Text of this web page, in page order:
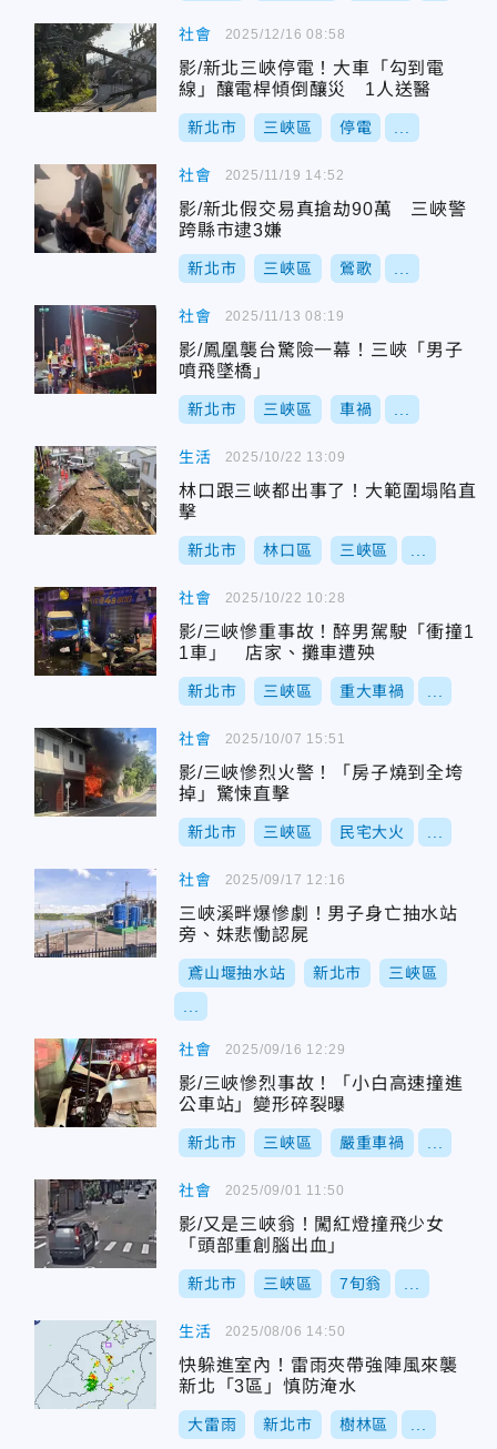
社會
影/新北三峽停電！大車「勾到電
線」釀電桿傾倒釀災 1人送醫
新北市 三峽區 停電
2025/12/16 08:58
社會
影/新北假交易真搶劫90萬 三峽警
跨縣市逮3嫌
新北市 三峽區 鶯歌
2025/11/19 14:52
社會
影/鳳凰襲台驚險一幕！三峽「男子
噴飛墜橋」
新北市 三峽區 車禍
2025/11/13 08:19
生活
林口跟三峽都出事了！大範圍塌陷直
擊
新北市 林口區 三峽區
2025/10/22 13:09
社會
影/三峽慘重事故！醉男駕駛「衝撞1
1車」 店家、攤車遭殃
新北市 三峽區 重大車禍
2025/10/22 10:28
社會
影/三峽慘烈火警！「房子燒到全垮
掉」驚悚直擊
新北市 三峽區 民宅大火
2025/10/07 15:51
社會
三峽溪畔爆慘劇！男子身亡抽水站
旁、妹悲慟認屍
鳶山堰抽水站 新北市 三峽區
2025/09/17 12:16
社會
影/三峽慘烈事故！「小白高速撞進
公車站」變形碎裂曝
新北市 三峽區 嚴重車禍
2025/09/16 12:29
社會
影/又是三峽翁！闖紅燈撞飛少女
「頭部重創腦出血」
新北市 三峽區 7旬翁
2025/09/01 11:50
生活
快躲進室內！雷雨夾帶強陣風來襲
新北「3區」慎防淹水
大雷雨 新北市 樹林區
2025/08/06 14:50